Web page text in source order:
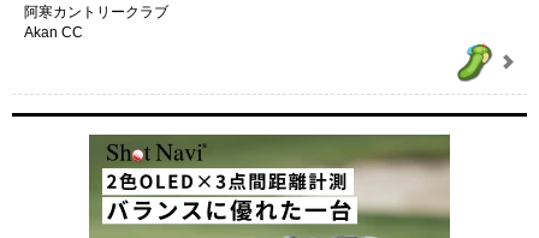
阿寒カントリークラブ
Akan CC